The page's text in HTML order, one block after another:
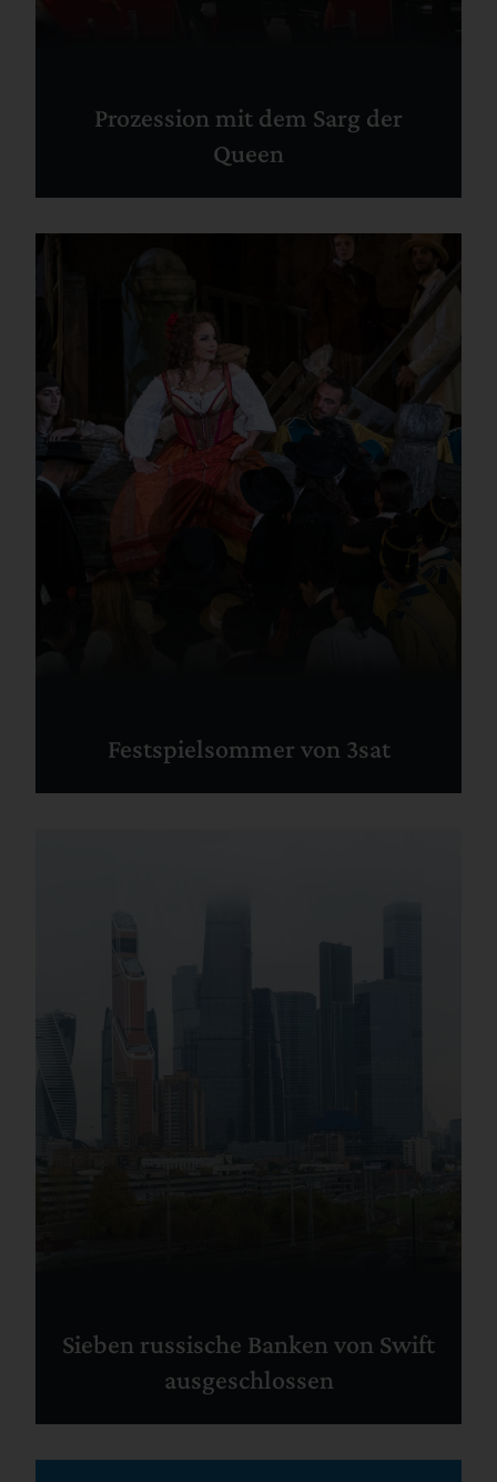
Prozession mit dem Sarg der
Queen
Festspielsommer von 3sat
Sieben russische Banken von Swift
ausgeschlossen